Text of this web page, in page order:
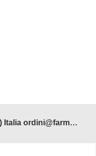
Farmacia Adamo del Dott. Antonio Ferdinando Salvo - Corso V. Emanuele n. 178 - 97013 Comiso (RG) Italia ordini@farmaciadamonline.it